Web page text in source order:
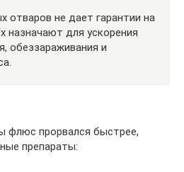
отваров не дает гарантии на
назначают для ускорения
обеззараживания и
флюс прорвался быстрее,
препараты: